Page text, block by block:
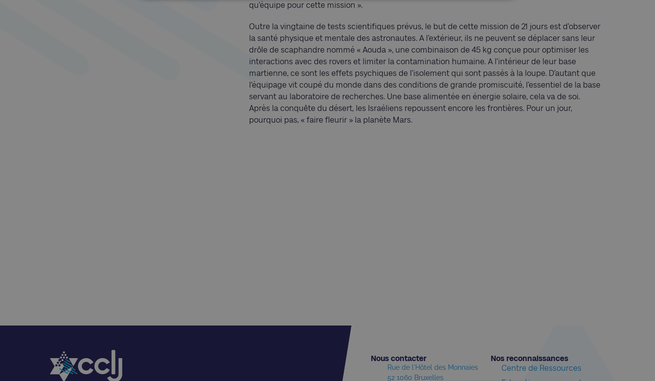
qu’équipe pour cette mission ».
Outre la vingtaine de tests scientifiques prévus, le but de cette mission de 21 jours est d’observer
la santé physique et mentale des astronautes. A l’extérieur, ils ne peuvent se déplacer sans leur
drôle de scaphandre nommé « Aouda », une combinaison de 45 kg conçue pour optimiser les
interactions avec des rovers et limiter la contamination humaine. A l’intérieur de leur base
martienne, ce sont les effets psychiques de l’isolement qui sont passés à la loupe. D’autant que
l’équipage vit coupé du monde dans des conditions de grande promiscuité, l’essentiel de la base
servant au laboratoire de recherches. Une base alimentée en énergie solaire, cela va de soi.
Après la conquête du désert, les Israéliens repoussent encore les frontières. Pour un jour,
pourquoi pas, « faire fleurir » la planète Mars.
Nous contacter​
Rue de l'Hôtel des Monnaies
52 1060 Bruxelles
Nos reconnaissances​
Centre de Ressources